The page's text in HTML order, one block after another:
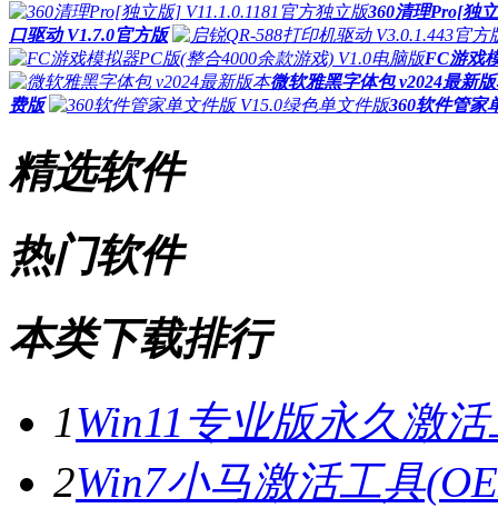
360清理Pro[独
口驱动 V1.7.0官方版
FC游戏
微软雅黑字体包 v2024最新
费版
360软件管家
精选软件
热门软件
本类下载排行
1Win11专业版永久激
2Win7小马激活工具